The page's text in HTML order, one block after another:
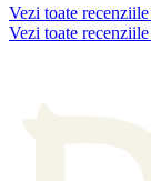
Vezi toate
Vezi toate